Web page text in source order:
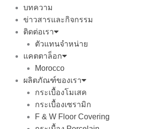
บทความ
ข่าวสารและกิจกรรม
ติดต่อเรา
ตัวแทนจำหน่าย
แคตตาล็อก
Morocco
ผลิตภัณฑ์ของเรา
กระเบื้องโมเสค
กระเบื้องเซรามิก
F & W Floor Covering